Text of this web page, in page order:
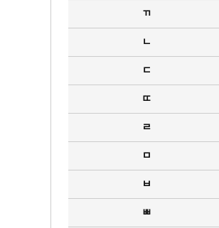
ㄲ
ㄴ
ㄷ
ㄸ
ㄹ
ㅁ
ㅂ
ㅃ